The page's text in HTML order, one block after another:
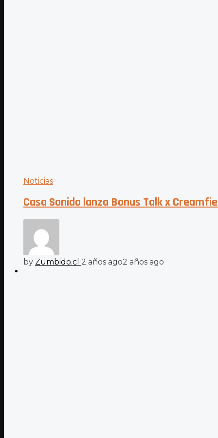
Noticias
Casa Sonido lanza Bonus Talk x
by Zumbido.cl 2 años ago2 años ago